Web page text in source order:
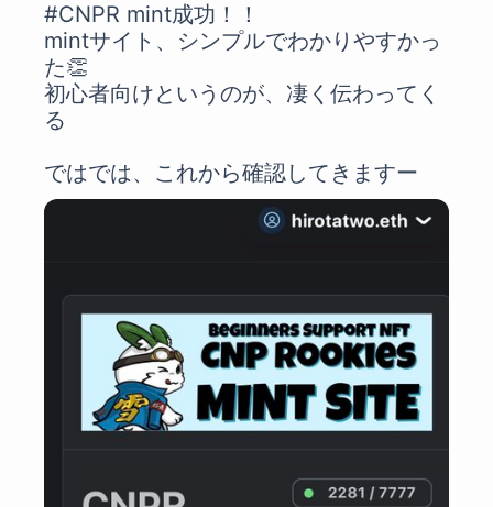
#CNPR mint成功！！
mintサイト、シンプルでわかりやすかっ
た👏
初心者向けというのが、凄く伝わってく
る
ではでは、これから確認してきますー